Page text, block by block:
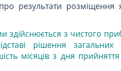
результати розміщення
здійснюється з чистого
рішення загальних
місяців з дня